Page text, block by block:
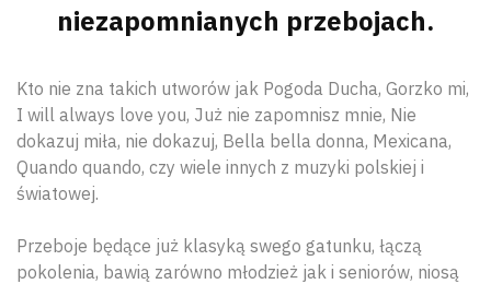
niezapomnianych przebojach.
Kto nie zna takich utworów jak Pogoda Ducha, Gorzko mi,
I will always love you, Już nie zapomnisz mnie, Nie
dokazuj miła, nie dokazuj, Bella bella donna, Mexicana,
Quando quando, czy wiele innych z muzyki polskiej i
światowej.
Przeboje będące już klasyką swego gatunku, łączą
pokolenia, bawią zarówno młodzież jak i seniorów, niosą